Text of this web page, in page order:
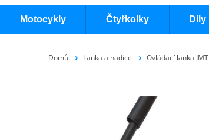
Motocykly Čtyřkolky Díly
Domů Lanka a hadice Ovládací lanka JMT